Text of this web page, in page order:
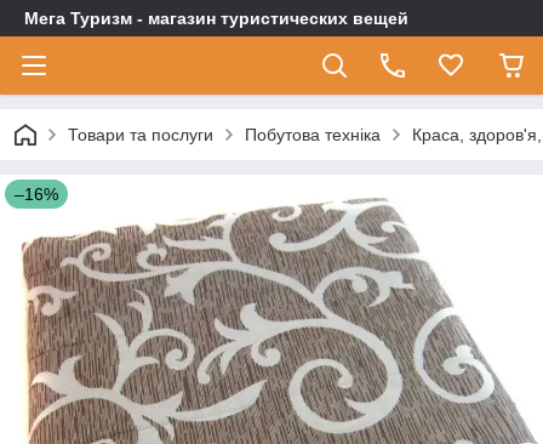
Мега Туризм - магазин туристических вещей
Товари та послуги Побутова техніка Краса,
–16%